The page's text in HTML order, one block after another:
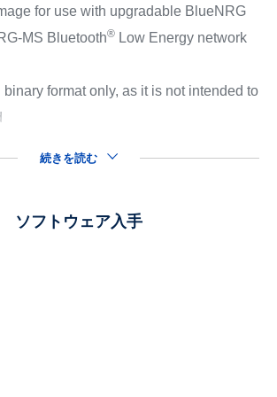
for use with upgradable BlueNRG
MS Bluetooth®Low Energy network
binary format only, as it is not intended to
続きを読む
ソフトウェア入手